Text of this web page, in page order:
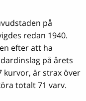
på
redan 1940.
efter att ha
på årets
kurvor, är strax över
totalt 71 varv.